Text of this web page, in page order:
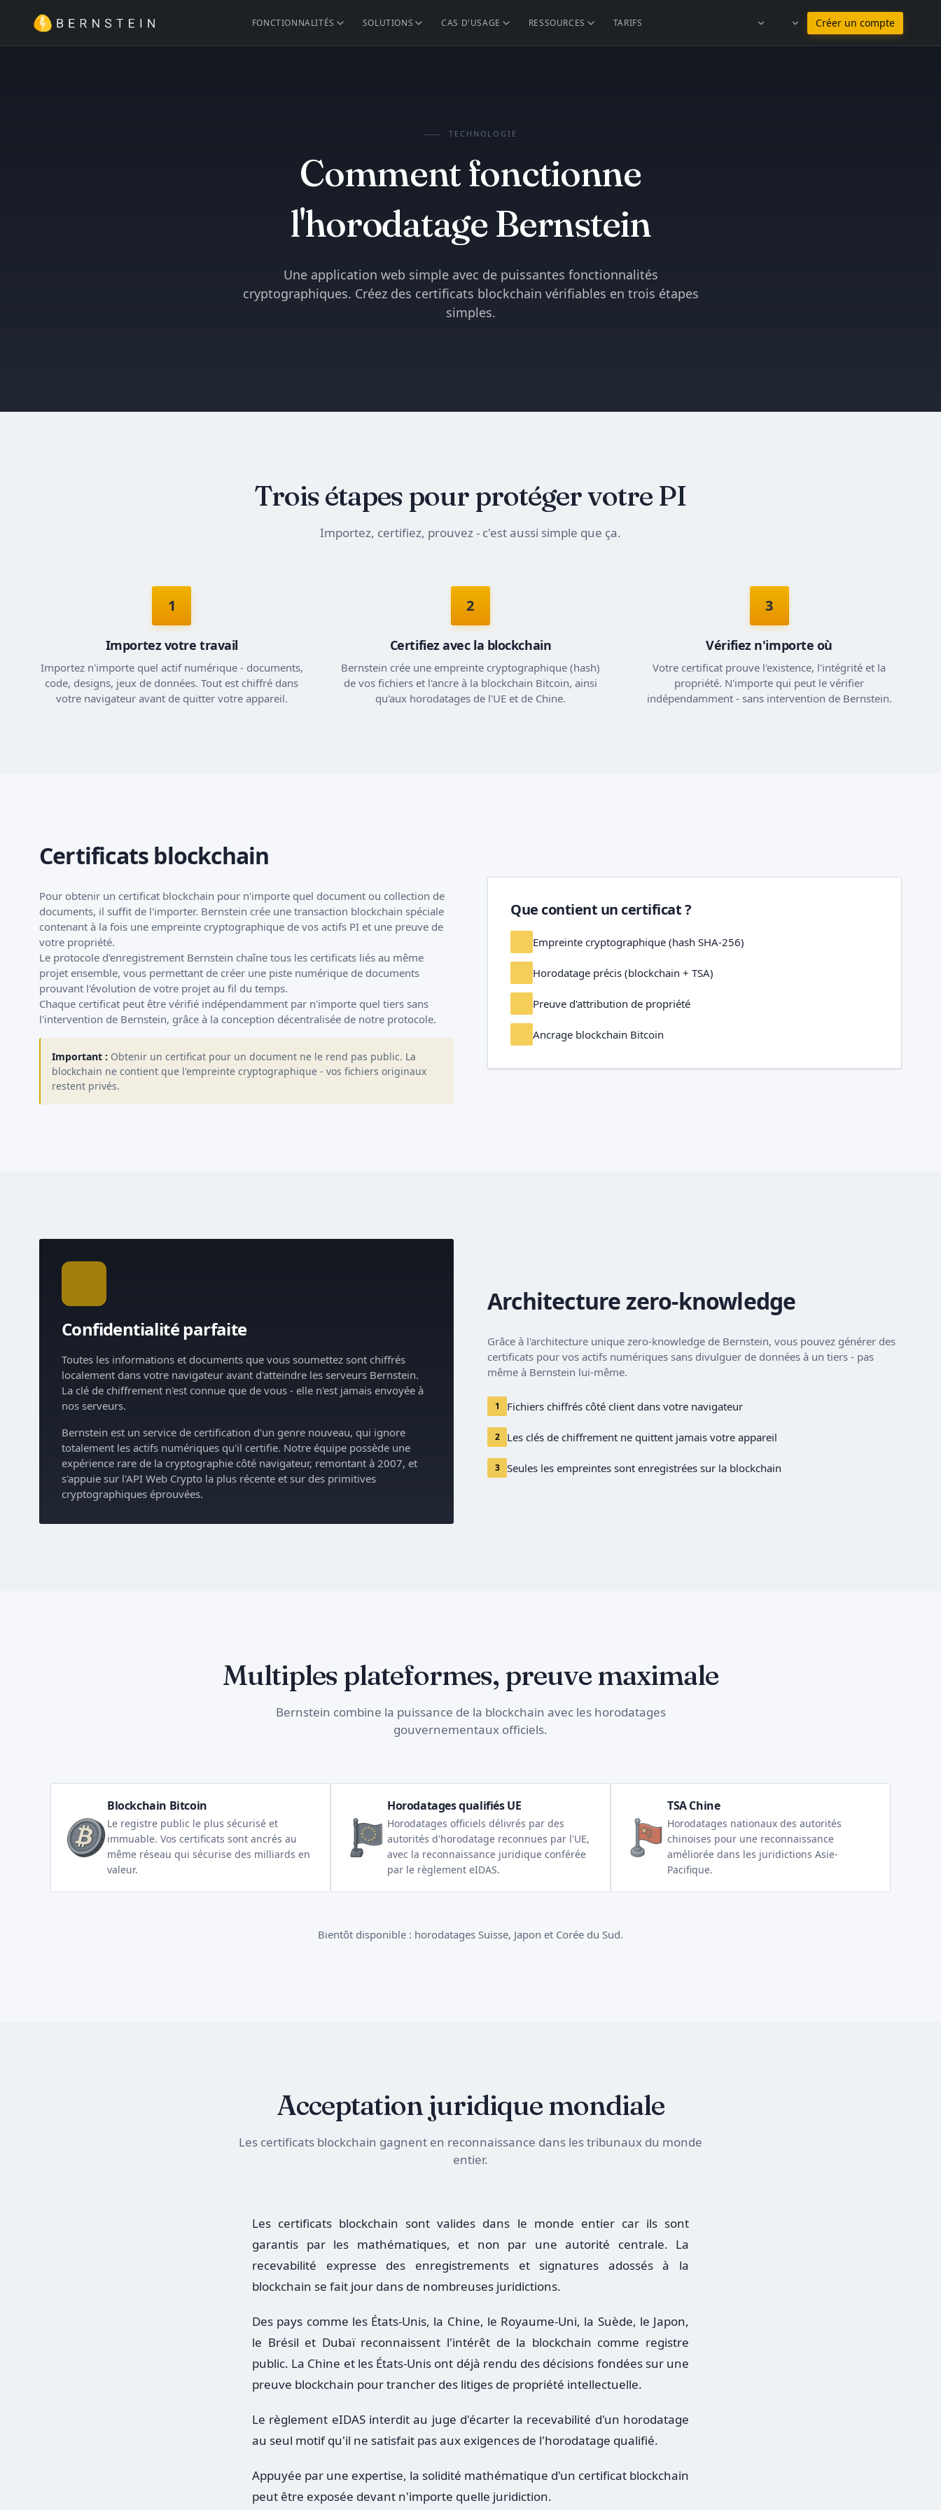
Rester en Français
FONCTIONNALITÉS SOLUTIONS CAS D'USAGE RESSOURCES TARIFS Créer un compte
TECHNOLOGIE
Comment fonctionne
l'horodatage Bernstein
Une application web simple avec de puissantes fonctionnalités
cryptographiques. Créez des certificats blockchain vérifiables en trois étapes
simples.
Trois étapes pour protéger votre PI
Importez, certifiez, prouvez - c'est aussi simple que ça.
1
Importez votre travail
Importez n'importe quel actif numérique - documents,
code, designs, jeux de données. Tout est chiffré dans
votre navigateur avant de quitter votre appareil.
2
Certifiez avec la blockchain
Bernstein crée une empreinte cryptographique (hash)
de vos fichiers et l'ancre à la blockchain Bitcoin, ainsi
qu'aux horodatages de l'UE et de Chine.
3
Vérifiez n'importe où
Votre certificat prouve l'existence, l'intégrité et la
propriété. N'importe qui peut le vérifier
indépendamment - sans intervention de Bernstein.
Certificats blockchain
Pour obtenir un certificat blockchain pour n'importe quel document ou collection de
documents, il suffit de l'importer. Bernstein crée une transaction blockchain spéciale
contenant à la fois une empreinte cryptographique de vos actifs PI et une preuve de
votre propriété.
Le protocole d'enregistrement Bernstein chaîne tous les certificats liés au même
projet ensemble, vous permettant de créer une piste numérique de documents
prouvant l'évolution de votre projet au fil du temps.
Chaque certificat peut être vérifié indépendamment par n'importe quel tiers sans
l'intervention de Bernstein, grâce à la conception décentralisée de notre protocole.
Important : Obtenir un certificat pour un document ne le rend pas public. La
blockchain ne contient que l'empreinte cryptographique - vos fichiers originaux
restent privés.
Que contient un certificat ?
Empreinte cryptographique (hash SHA-256)
Horodatage précis (blockchain + TSA)
Preuve d'attribution de propriété
Ancrage blockchain Bitcoin
Confidentialité parfaite
Toutes les informations et documents que vous soumettez sont chiffrés
localement dans votre navigateur avant d'atteindre les serveurs Bernstein.
La clé de chiffrement n'est connue que de vous - elle n'est jamais envoyée à
nos serveurs.
Bernstein est un service de certification d'un genre nouveau, qui ignore
totalement les actifs numériques qu'il certifie. Notre équipe possède une
expérience rare de la cryptographie côté navigateur, remontant à 2007, et
s'appuie sur l'API Web Crypto la plus récente et sur des primitives
cryptographiques éprouvées.
Architecture zero-knowledge
Grâce à l'architecture unique zero-knowledge de Bernstein, vous pouvez générer des
certificats pour vos actifs numériques sans divulguer de données à un tiers - pas
même à Bernstein lui-même.
1 Fichiers chiffrés côté client dans votre navigateur
2 Les clés de chiffrement ne quittent jamais votre appareil
3 Seules les empreintes sont enregistrées sur la blockchain
Multiples plateformes, preuve maximale
Bernstein combine la puissance de la blockchain avec les horodatages
gouvernementaux officiels.
Blockchain Bitcoin
Le registre public le plus sécurisé et
immuable. Vos certificats sont ancrés au
même réseau qui sécurise des milliards en
valeur.
Horodatages qualifiés UE
Horodatages officiels délivrés par des
autorités d'horodatage reconnues par l'UE,
avec la reconnaissance juridique conférée
par le règlement eIDAS.
TSA Chine
Horodatages nationaux des autorités
chinoises pour une reconnaissance
améliorée dans les juridictions Asie-
Pacifique.
Bientôt disponible : horodatages Suisse, Japon et Corée du Sud.
Acceptation juridique mondiale
Les certificats blockchain gagnent en reconnaissance dans les tribunaux du monde
entier.
Les certificats blockchain sont valides dans le monde entier car ils sont
garantis par les mathématiques, et non par une autorité centrale. La
recevabilité expresse des enregistrements et signatures adossés à la
blockchain se fait jour dans de nombreuses juridictions.
Des pays comme les États-Unis, la Chine, le Royaume-Uni, la Suède, le Japon,
le Brésil et Dubaï reconnaissent l'intérêt de la blockchain comme registre
public. La Chine et les États-Unis ont déjà rendu des décisions fondées sur une
preuve blockchain pour trancher des litiges de propriété intellectuelle.
Le règlement eIDAS interdit au juge d'écarter la recevabilité d'un horodatage
au seul motif qu'il ne satisfait pas aux exigences de l'horodatage qualifié.
Appuyée par une expertise, la solidité mathématique d'un certificat blockchain
peut être exposée devant n'importe quelle juridiction.